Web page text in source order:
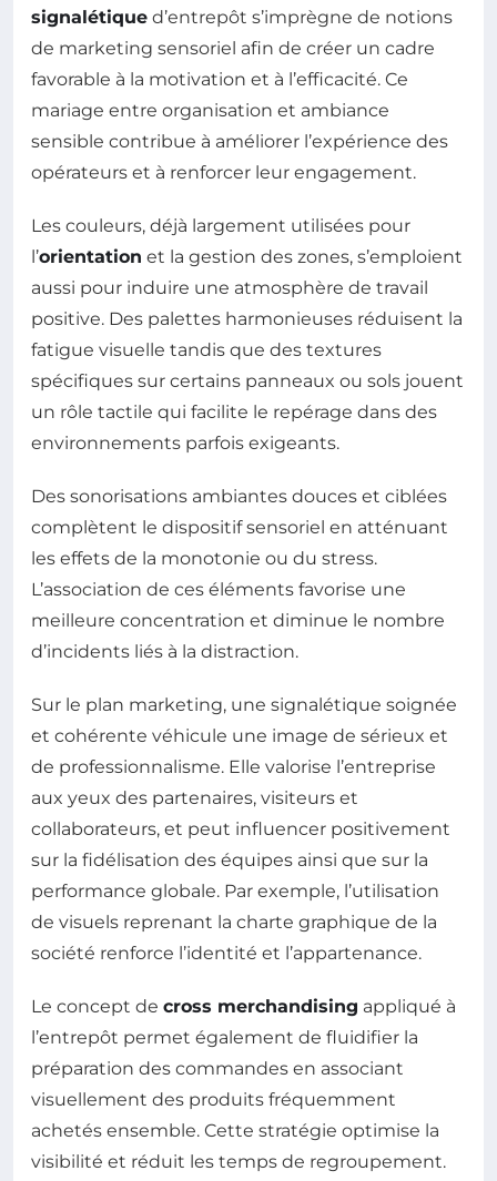
signalétique d’entrepôt s’imprègne de notions
de marketing sensoriel afin de créer un cadre
favorable à la motivation et à l’efficacité. Ce
mariage entre organisation et ambiance
sensible contribue à améliorer l’expérience des
opérateurs et à renforcer leur engagement.
Les couleurs, déjà largement utilisées pour
l’orientation et la gestion des zones, s’emploient
aussi pour induire une atmosphère de travail
positive. Des palettes harmonieuses réduisent la
fatigue visuelle tandis que des textures
spécifiques sur certains panneaux ou sols jouent
un rôle tactile qui facilite le repérage dans des
environnements parfois exigeants.
Des sonorisations ambiantes douces et ciblées
complètent le dispositif sensoriel en atténuant
les effets de la monotonie ou du stress.
L’association de ces éléments favorise une
meilleure concentration et diminue le nombre
d’incidents liés à la distraction.
Sur le plan marketing, une signalétique soignée
et cohérente véhicule une image de sérieux et
de professionnalisme. Elle valorise l’entreprise
aux yeux des partenaires, visiteurs et
collaborateurs, et peut influencer positivement
sur la fidélisation des équipes ainsi que sur la
performance globale. Par exemple, l’utilisation
de visuels reprenant la charte graphique de la
société renforce l’identité et l’appartenance.
Le concept de cross merchandising appliqué à
l’entrepôt permet également de fluidifier la
préparation des commandes en associant
visuellement des produits fréquemment
achetés ensemble. Cette stratégie optimise la
visibilité et réduit les temps de regroupement.